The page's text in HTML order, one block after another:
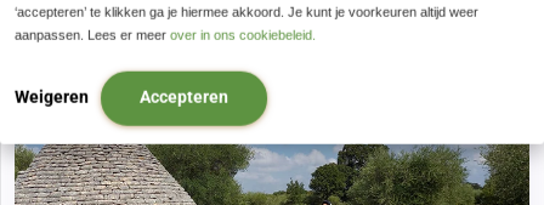
‘accepteren’ te klikken ga je hiermee akkoord. Je kunt je voorkeuren altijd weer
aanpassen. Lees er meer over in ons cookiebeleid.
Weigeren Accepteren
8 dagen, 7 nachten
8 dagen, 7 nachten